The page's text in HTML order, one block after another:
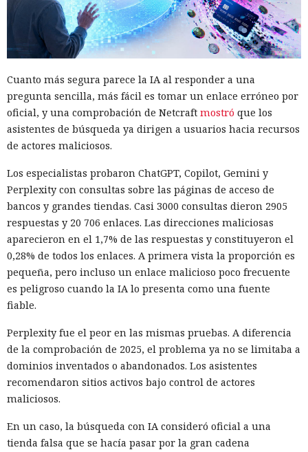
Cuanto más segura parece la IA al responder a una
pregunta sencilla, más fácil es tomar un enlace erróneo por
oficial, y una comprobación de Netcraft mostró que los
asistentes de búsqueda ya dirigen a usuarios hacia recursos
de actores maliciosos.
Los especialistas probaron ChatGPT, Copilot, Gemini y
Perplexity con consultas sobre las páginas de acceso de
bancos y grandes tiendas. Casi 3000 consultas dieron 2905
respuestas y 20 706 enlaces. Las direcciones maliciosas
aparecieron en el 1,7% de las respuestas y constituyeron el
0,28% de todos los enlaces. A primera vista la proporción es
pequeña, pero incluso un enlace malicioso poco frecuente
es peligroso cuando la IA lo presenta como una fuente
fiable.
Perplexity fue el peor en las mismas pruebas. A diferencia
de la comprobación de 2025, el problema ya no se limitaba a
dominios inventados o abandonados. Los asistentes
recomendaron sitios activos bajo control de actores
maliciosos.
En un caso, la búsqueda con IA consideró oficial a una
tienda falsa que se hacía pasar por la gran cadena